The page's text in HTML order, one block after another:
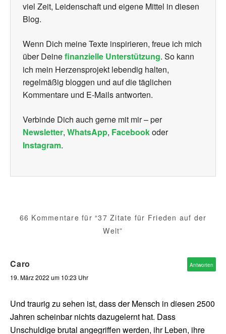
viel Zeit, Leidenschaft und eigene Mittel in diesen
Blog.
Wenn Dich meine Texte inspirieren, freue ich mich
über Deinefinanzielle Unterstützung. So kann
ich mein Herzensprojekt lebendig halten,
regelmäßig bloggen und auf die täglichen
Kommentare und E-Mails antworten.
Verbinde Dich auch gerne mit mir – per
Newsletter, WhatsApp, Facebookoder
Instagram.
66 Kommentare für “37 Zitate für Frieden auf der
Welt”
Caro
19. März 2022 um 10:23 Uhr
Und traurig zu sehen ist, dass der Mensch in diesen 2500
Jahren scheinbar nichts dazugelernt hat. Dass
Unschuldige brutal angegriffen werden, ihr Leben, ihre
Antworten